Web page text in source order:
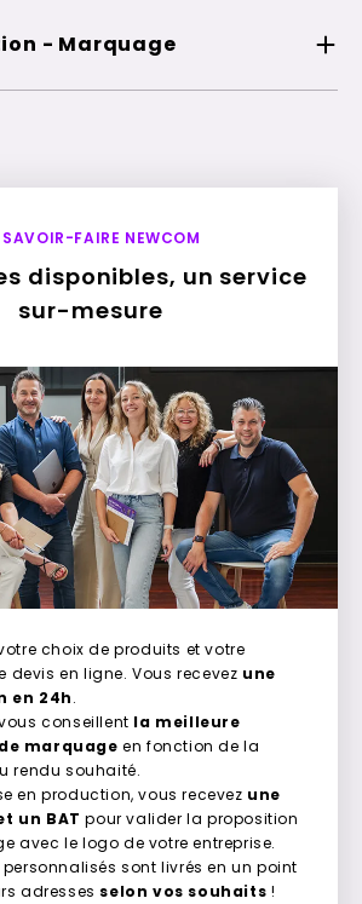
- Marquage
SAVOIR-FAIRE NEWCOM
disponibles, un service
sur-mesure
choix de produits et votre
devis en ligne. Vous recevez une
en 24h.
conseillent la meilleure
marquage en fonction de la
rendu souhaité.
en production, vous recevez une
un BAT pour valider la proposition
avec le logo de votre entreprise.
sont livrés en un point
adresses selon vos souhaits !